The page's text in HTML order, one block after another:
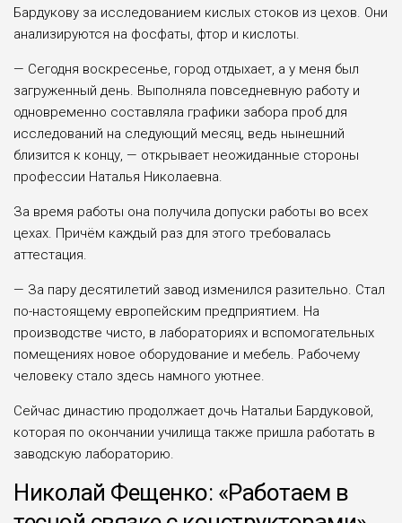
Бардукову за исследованием кислых стоков из цехов. Они
ана­лизируются на фосфаты, фтор и кислоты.
— Сегодня воскресенье, город отдыхает, а у меня был
загруженный день. Выполняла повседневную работу и
одновременно составляла графики забора проб для
исследований на следующий месяц, ведь нынешний
близится к концу, — открывает неожиданные стороны
профессии Наталья Николаевна.
За время работы она получила допуски работы во всех
цехах. Причём каж­дый раз для этого требовалась
аттестация.
— За пару десятилетий завод изменился разительно. Стал
по-настоящему европейским предприятием. На
производстве чисто, в лабораториях и вспо­могательных
помещениях новое оборудование и мебель. Рабочему
человеку стало здесь намного уютнее.
Сейчас династию продолжает дочь Натальи Бардуковой,
которая по оконча­нии училища также пришла работать в
заводскую лабораторию.
Николай Фещенко: «Работаем в